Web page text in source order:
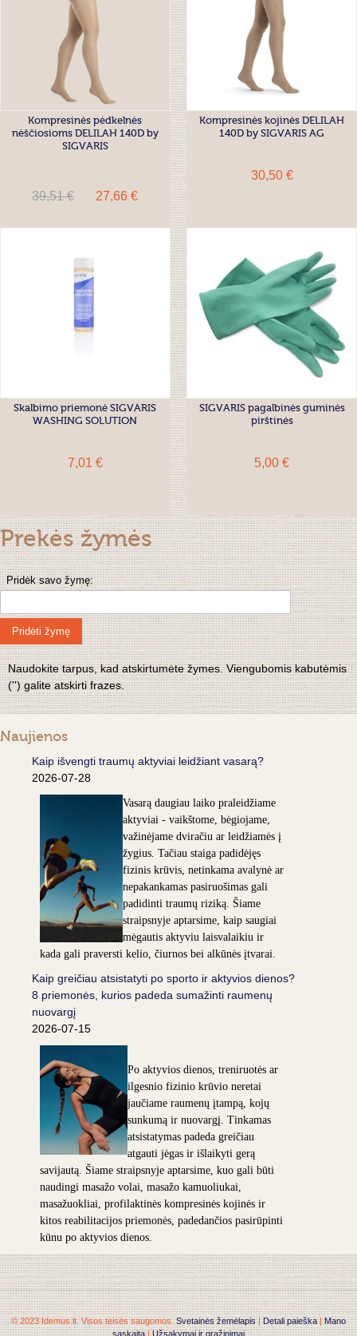
Kompresinės pėdkelnės
nėščiosioms DELILAH 140D by
SIGVARIS
39,51 € 27,66 €
Kompresinės kojinės DELILAH
140D by SIGVARIS AG
30,50 €
Skalbimo priemonė SIGVARIS
WASHING SOLUTION
7,01 €
SIGVARIS pagalbinės guminės
pirštinės
5,00 €
Prekės žymės
Pridėk savo žymę:
Pridėti žymę
Naudokite tarpus, kad atskirtumėte žymes. Viengubomis kabutėmis
('') galite atskirti frazes.
Naujienos
Kaip išvengti traumų aktyviai leidžiant vasarą?
2026-07-28
Vasarą daugiau laiko praleidžiame
aktyviai - vaikštome, bėgiojame,
važinėjame dviračiu ar leidžiamės į
žygius. Tačiau staiga padidėjęs
fizinis krūvis, netinkama avalynė ar
nepakankamas pasiruošimas gali
padidinti traumų riziką. Šiame
straipsnyje aptarsime, kaip saugiai
mėgautis aktyviu laisvalaikiu ir
kada gali praversti kelio, čiurnos bei alkūnės įtvarai.
Kaip greičiau atsistatyti po sporto ir aktyvios dienos?
8 priemonės, kurios padeda sumažinti raumenų
nuovargį
2026-07-15
Po aktyvios dienos, treniruotės ar
ilgesnio fizinio krūvio neretai
jaučiame raumenų įtampą, kojų
sunkumą ir nuovargį. Tinkamas
atsistatymas padeda greičiau
atgauti jėgas ir išlaikyti gerą
savijautą. Šiame straipsnyje aptarsime, kuo gali būti
naudingi masažo volai, masažo kamuoliukai,
masažuokliai, profilaktinės kompresinės kojinės ir
kitos reabilitacijos priemonės, padedančios pasirūpinti
kūnu po aktyvios dienos.
© 2023 Idemus.lt. Visos teisės saugomos.Svetainės žemėlapis|Detali paieška|Mano
sąskaita|Užsakymai ir grąžinimai